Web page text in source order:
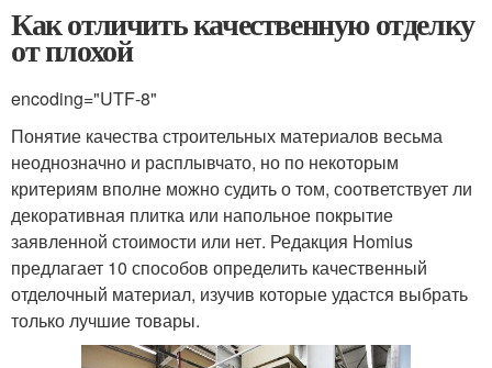
Как отличить качественную отделку
от плохой
encoding="UTF-8"
Понятие качества строительных материалов весьма
неоднозначно и расплывчато, но по некоторым
критериям вполне можно судить о том, соответствует ли
декоративная плитка или напольное покрытие
заявленной стоимости или нет. Редакция Homius
предлагает 10 способов определить качественный
отделочный материал, изучив которые удастся выбрать
только лучшие товары.